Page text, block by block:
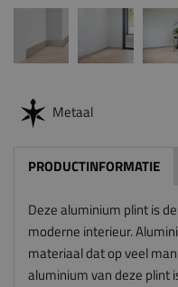
Metaal
PRODUCTINFORMATIE
Deze aluminium plint is
moderne interieur.
materiaal dat op veel
aluminium van deze plint